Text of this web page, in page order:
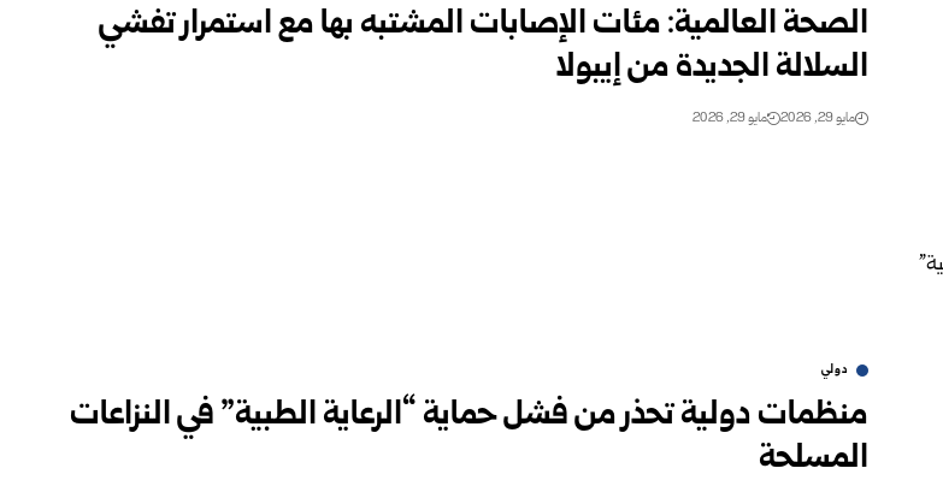
الصحة العالمية: مئات الإصابات المشتبه بها مع استمرار تفشي
السلالة الجديدة من إيبولا
مايو 29, 2026 مايو 29, 2026
دولي
منظمات دولية تحذر من فشل حماية “الرعاية الطبية” في النزاعات
المسلحة